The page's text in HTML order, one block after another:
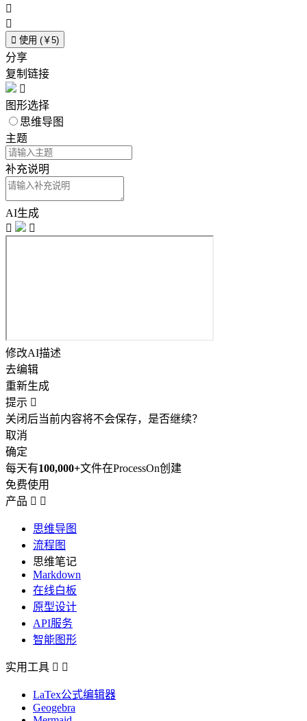


 使用 (￥5)
分享
复制链接

图形选择
思维导图
主题
补充说明
AI生成


修改AI描述
去编辑
重新生成
提示 
关闭后当前内容将不会保存，是否继续？
取消
确定
每天有100,000+文件在ProcessOn创建
免费使用
产品  
思维导图
流程图
思维笔记
Markdown
在线白板
原型设计
API服务
智能图形
实用工具  
LaTex公式编辑器
Geogebra